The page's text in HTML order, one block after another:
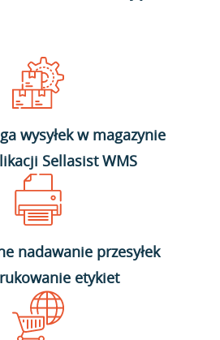
wysyłek w magazynie
Sellasist WMS
nadawanie przesyłek
etykiet